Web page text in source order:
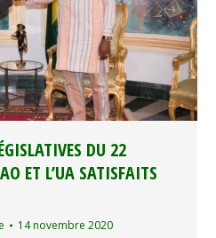
DU 22
ET L’UA SATISFAITS
14 novembre 2020